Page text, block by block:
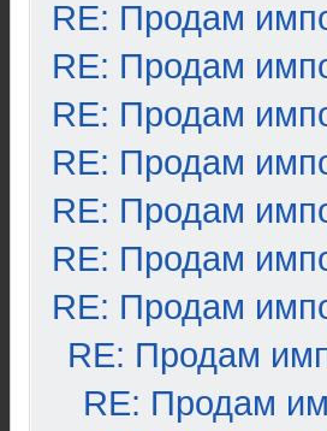
RE: Продам
RE: Продам
RE: Продам
RE: Продам
RE: Продам
RE: Продам
RE: Продам
RE: Продам
RE: Продам